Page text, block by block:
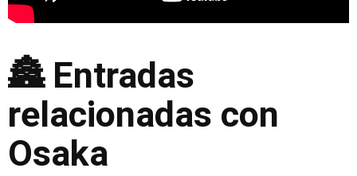
🏯 Entradas
relacionadas con
Osaka